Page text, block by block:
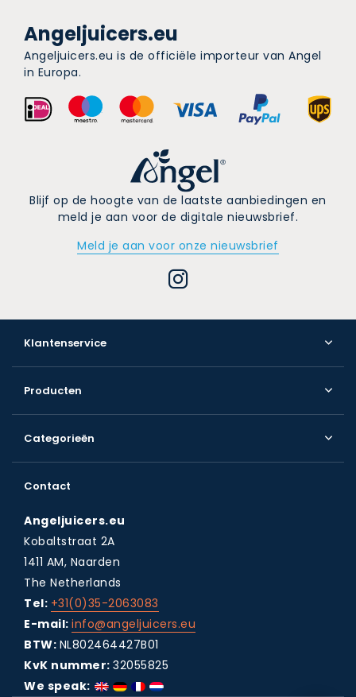
Angeljuicers.eu
Angeljuicers.eu is de officiële importeur van Angel
in Europa.
Blijf op de hoogte van de laatste aanbiedingen en
meld je aan voor de digitale nieuwsbrief.
Meld je aan voor onze nieuwsbrief
Klantenservice
Producten
Categorieën
Contact
Angeljuicers.eu
Kobaltstraat 2A
1411 AM, Naarden
The Netherlands
Tel: +31(0)35-2063083
E-mail: info@angeljuicers.eu
BTW: NL802464427B01
KvK nummer: 32055825
We speak: